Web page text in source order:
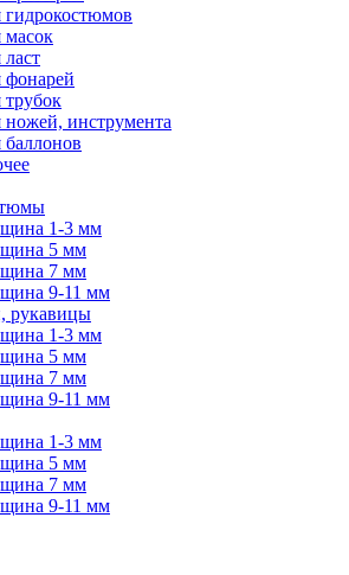
гидрокостюмов
масок
фонарей
трубок
ножей, инструмента
баллонов
1-3 мм
5 мм
7 мм
9-11 мм
рукавицы
1-3 мм
5 мм
7 мм
9-11 мм
1-3 мм
5 мм
7 мм
9-11 мм